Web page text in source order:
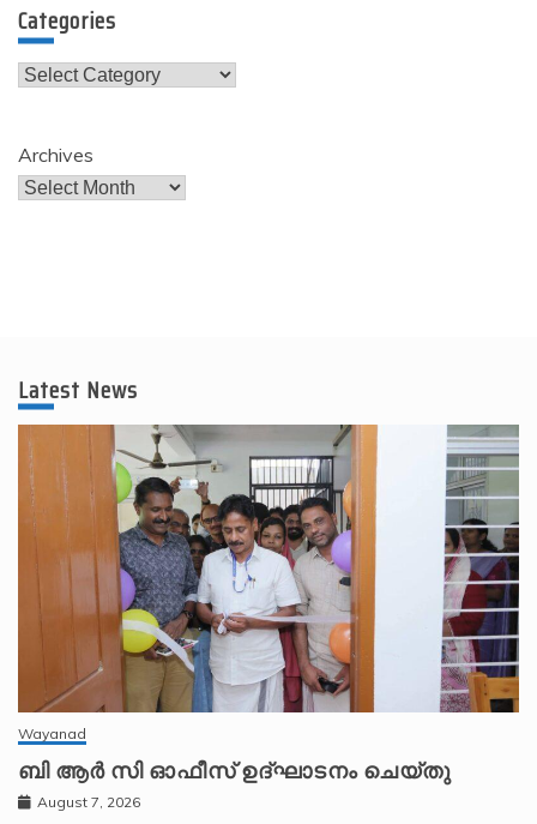
Categories
Categories
Archives
Latest News
Wayanad
ബി ആർ സി ഓഫീസ് ഉദ്ഘാടനം ചെയ്തു
August 7, 2026